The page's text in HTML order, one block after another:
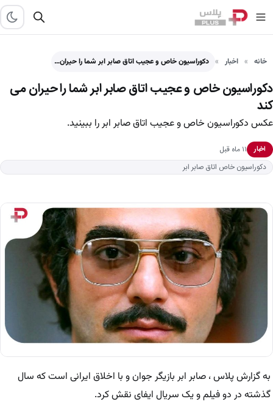
خانه اخبار دکوراسیون خاص و عجیب اتاق صابر ابر شما را حیران…
دکوراسیون خاص و عجیب اتاق صابر ابر شما را حیران می
کند
عکس دکوراسیون خاص و عجیب اتاق صابر ابر را ببینید.
اخبار
۱۱ ماه قبل
دکوراسیون خاص اتاق صابر ابر
به گزارش پلاس ، صابر ابر بازیگر جوان و با اخلاق ایرانی است که سال
گذشته در دو فیلم و یک سریال ایفای نقش کرد.